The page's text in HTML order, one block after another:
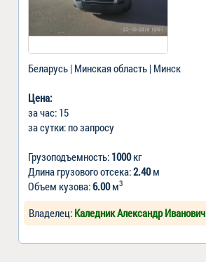
Беларусь | Минская область | Минск
Цена:
за час: 15
за сутки: по запросу
Грузоподъемность: 1000кг
Длина грузового отсека:2.40м
Объем кузова:6.00м3
Владелец: Каледник Александр Иванович